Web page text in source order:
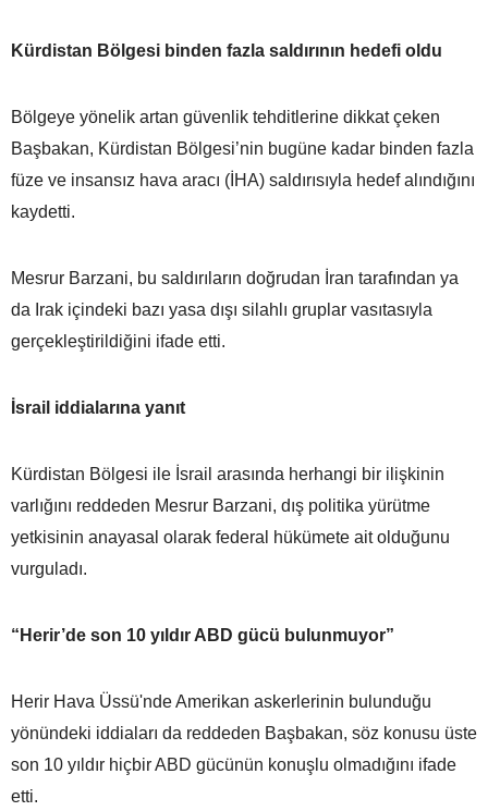
Kürdistan Bölgesi binden fazla saldırının hedefi oldu
Bölgeye yönelik artan güvenlik tehditlerine dikkat çeken
Başbakan, Kürdistan Bölgesi’nin bugüne kadar binden fazla
füze ve insansız hava aracı (İHA) saldırısıyla hedef alındığını
kaydetti.
Mesrur Barzani, bu saldırıların doğrudan İran tarafından ya
da Irak içindeki bazı yasa dışı silahlı gruplar vasıtasıyla
gerçekleştirildiğini ifade etti.
İsrail iddialarına yanıt
Kürdistan Bölgesi ile İsrail arasında herhangi bir ilişkinin
varlığını reddeden Mesrur Barzani, dış politika yürütme
yetkisinin anayasal olarak federal hükümete ait olduğunu
vurguladı.
“Herir’de son 10 yıldır ABD gücü bulunmuyor”
Herir Hava Üssü'nde Amerikan askerlerinin bulunduğu
yönündeki iddiaları da reddeden Başbakan, söz konusu üste
son 10 yıldır hiçbir ABD gücünün konuşlu olmadığını ifade
etti.